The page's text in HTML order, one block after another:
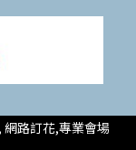
網路訂花,專業會場